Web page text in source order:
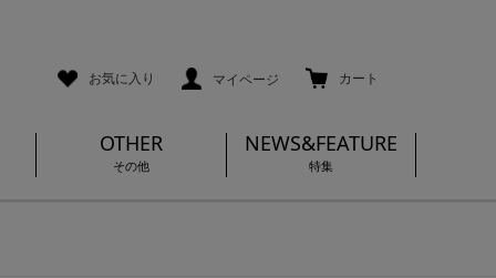
お気に入り マイページ カート
OTHER
その他
NEWS&FEATURE
特集